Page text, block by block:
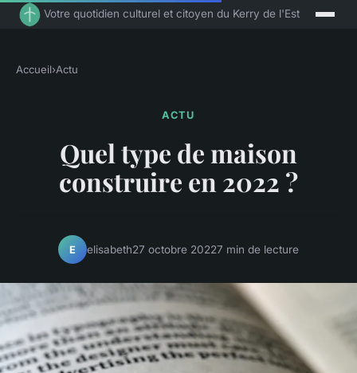
Votre quotidien culturel et citoyen du Kerry de l'Est
Accueil›Actu
ACTU
Quel type de maison
construire en 2022 ?
E elisabeth27 octobre 20227 min de lecture